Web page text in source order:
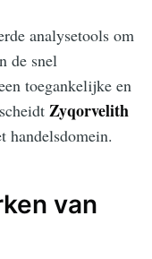
analysetools om
de snel
toegankelijke en
Zyqorvelith
handelsdomein.
van